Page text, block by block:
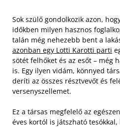
Sok szülő gondolkozik azon,
időkben milyen hasznos
talán még nehezebb bent a
azonban egy Lotti Karotti parti
sötét felhőket és az esőt – még
is. Egy ilyen vidám, könnyed
deríti az összes résztvevőt és
versenyszellemet.
Ez a társas megfelelő az
éves kortól is játszható